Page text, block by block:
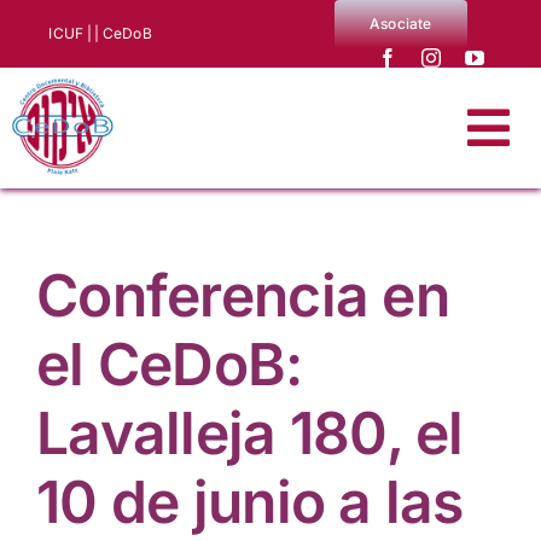
contenido
ICUF | | CeDoB
Asociate
Noticias
Producciones CeDoB
Biblioteca y archivo
Conferencia en
el CeDoB:
Lavalleja 180, el
10 de junio a las